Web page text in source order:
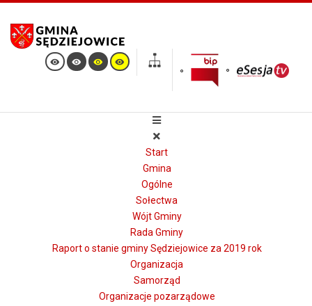
Start
Gmina
Ogólne
Sołectwa
Wójt Gminy
Rada Gminy
Raport o stanie gminy Sędziejowice za 2019 rok
Organizacja
Samorząd
Organizacje pozarządowe